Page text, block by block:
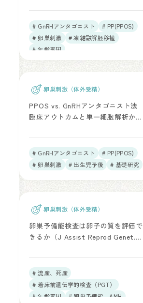
# GnRHアンタゴニスト
# PP(PPOS)
# 卵巣刺激
# 凍結融解胚移植
# 年齢素因
卵巣刺激（体外受精）
PPOS vs. GnRHアンタゴニスト法
臨床アウトカムと単一細胞解析から
2025）
# GnRHアンタゴニスト
# PP(PPOS)
# 卵巣刺激
# 出生児予後 # 基礎研究
卵巣刺激（体外受精）
卵巣予備能検査は卵子の質を評価で
きるか（J Assist Reprod Genet.
# 流産、死産
# 着床前遺伝学的検査（PGT）
# 年齢素因
# 卵巣予備能、AMH